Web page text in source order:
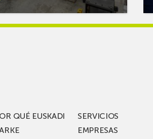
QUÉ EUSKADI
SERVICIOS
EMPRESAS